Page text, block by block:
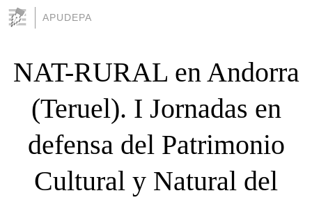
APUDEPA
NAT-RURAL en Andorra
(Teruel). I Jornadas en
defensa del Patrimonio
Cultural y Natural del